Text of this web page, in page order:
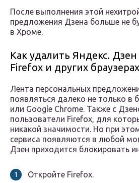
После выполнения этой
предложения Дзена больше не
в Хроме.
Как удалить Яндекс. Дзен
Firefox и других браузерах
Лента персональных
появляться далеко не только в
или Google Chrome. Также с
пользователи Firefox, для
никакой значимости. Но при
сервиса появляются в любой
Дзен приходится блокировать
Откройте Firefox.